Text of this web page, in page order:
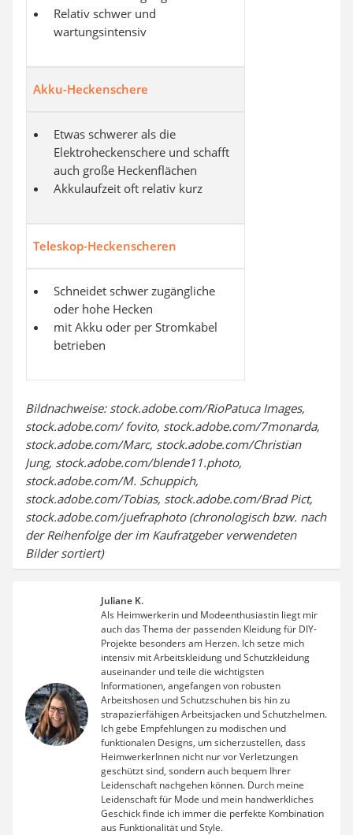
Relativ schwer und
wartungsintensiv
Akku-Heckenschere
Etwas schwerer als die
Elektroheckenschere und schafft
auch große Heckenflächen
Akkulaufzeit oft relativ kurz
Teleskop-Heckenscheren
Schneidet schwer zugängliche
oder hohe Hecken
mit Akku oder per Stromkabel
betrieben
Bildnachweise: stock.adobe.com/RioPatuca Images,
stock.adobe.com/ fovito, stock.adobe.com/7monarda,
stock.adobe.com/Marc, stock.adobe.com/Christian
Jung, stock.adobe.com/blende11.photo,
stock.adobe.com/M. Schuppich,
stock.adobe.com/Tobias, stock.adobe.com/Brad Pict,
stock.adobe.com/juefraphoto (chronologisch bzw. nach
der Reihenfolge der im Kaufratgeber verwendeten
Bilder sortiert)
Juliane K.
Als Heimwerkerin und Modeenthusiastin liegt mir
auch das Thema der passenden Kleidung für DIY-
Projekte besonders am Herzen. Ich setze mich
intensiv mit Arbeitskleidung und Schutzkleidung
auseinander und teile die wichtigsten
Informationen, angefangen von robusten
Arbeitshosen und Schutzschuhen bis hin zu
strapazierfähigen Arbeitsjacken und Schutzhelmen.
Ich gebe Empfehlungen zu modischen und
funktionalen Designs, um sicherzustellen, dass
HeimwerkerInnen nicht nur vor Verletzungen
geschützt sind, sondern auch bequem Ihrer
Leidenschaft nachgehen können. Durch meine
Leidenschaft für Mode und mein handwerkliches
Geschick finde ich immer die perfekte Kombination
aus Funktionalität und Style.